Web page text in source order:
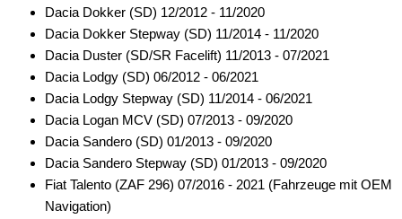
Dacia Dokker (SD) 12/2012 - 11/2020
Dacia Dokker Stepway (SD) 11/2014 - 11/2020
Dacia Duster (SD/SR Facelift) 11/2013 - 07/2021
Dacia Lodgy (SD) 06/2012 - 06/2021
Dacia Lodgy Stepway (SD) 11/2014 - 06/2021
Dacia Logan MCV (SD) 07/2013 - 09/2020
Dacia Sandero (SD) 01/2013 - 09/2020
Dacia Sandero Stepway (SD) 01/2013 - 09/2020
Fiat Talento (ZAF 296) 07/2016 - 2021 (Fahrzeuge mit OEM
Navigation)